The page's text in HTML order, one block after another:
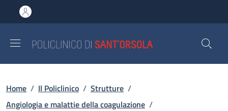
al contenuto principale
to footer content
Briciole di pane
Home / Il Policlinico / Strutture /
Angiologia e malattie della coagulazione /